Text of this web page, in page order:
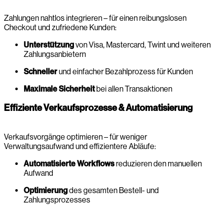
Zahlungen nahtlos integrieren – für einen reibungslosen
Checkout und zufriedene Kunden:
Unterstützungvon Visa, Mastercard, Twint und weiteren
Zahlungsanbietern
Schnellerund einfacher Bezahlprozess für Kunden
Maximale Sicherheitbei allen Transaktionen
Effiziente Verkaufsprozesse & Automatisierung
Verkaufsvorgänge optimieren – für weniger
Verwaltungsaufwand und effizientere Abläufe:
Automatisierte Workflowsreduzieren den manuellen
Aufwand
Optimierungdes gesamten Bestell- und
Zahlungsprozesses